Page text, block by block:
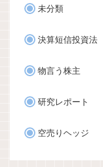
未分類
決算短信投資法
物言う株主
研究レポート
空売りヘッジ